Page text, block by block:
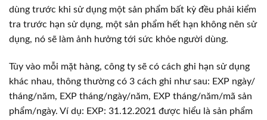
dùng trước khi sử dụng một sản phẩm bất kỳ đều phải kiểm
tra trước hạn sử dụng, một sản phẩm hết hạn không nên sử
dụng, nó sẽ làm ảnh hưởng tới sức khỏe người dùng.
Tùy vào mỗi mặt hàng, công ty sẽ có cách ghi hạn sử dụng
khác nhau, thông thường có 3 cách ghi như sau: EXP ngày/
tháng/năm, EXP tháng/ngày/năm, EXP tháng/năm/mã sản
phẩm/ngày. Ví dụ: EXP: 31.12.2021 được hiểu là sản phẩm